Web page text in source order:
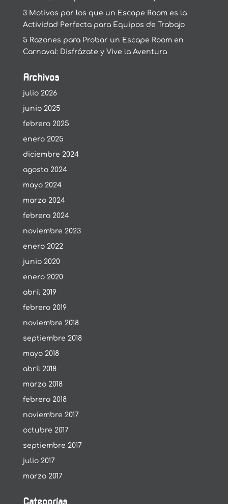
3 Motivos por los que un Escape Room es la
Actividad Perfecta para Equipos de Trabajo
5 Razones para Probar un Escape Room en
Carnaval: Disfrázate y Vive la Aventura
Archivos
julio 2026
junio 2025
febrero 2025
enero 2025
diciembre 2024
agosto 2024
mayo 2024
marzo 2024
febrero 2024
noviembre 2023
enero 2022
junio 2020
enero 2020
abril 2019
febrero 2019
noviembre 2018
septiembre 2018
mayo 2018
abril 2018
marzo 2018
febrero 2018
noviembre 2017
octubre 2017
septiembre 2017
julio 2017
marzo 2017
Categorías